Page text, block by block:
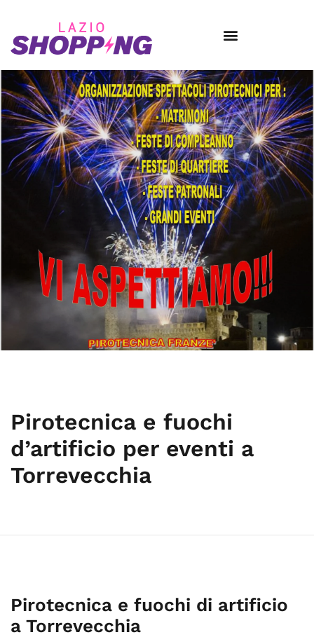
Pirotecnica e fuochi
d’artificio per eventi a
Torrevecchia
Pirotecnica e fuochi di artificio
a Torrevecchia